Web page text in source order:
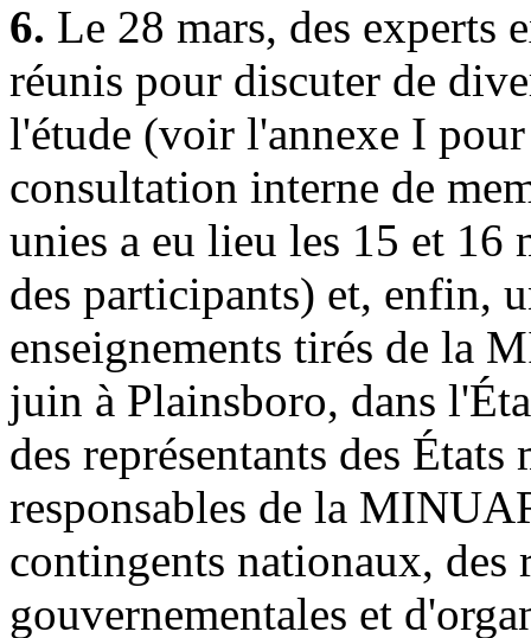
6. Le 28 mars, des experts
réunis pour discuter de
l'étude (voir l'annexe I
consultation interne de
unies a eu lieu les 15 et
des participants) et, enfin,
enseignements tirés de la
juin à Plainsboro, dans
des représentants des
responsables de la
contingents nationaux, des
gouvernementales et